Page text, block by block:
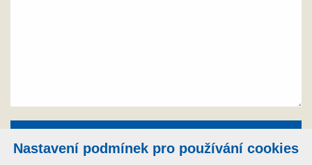
Nastavení podmínek pro používání cookies